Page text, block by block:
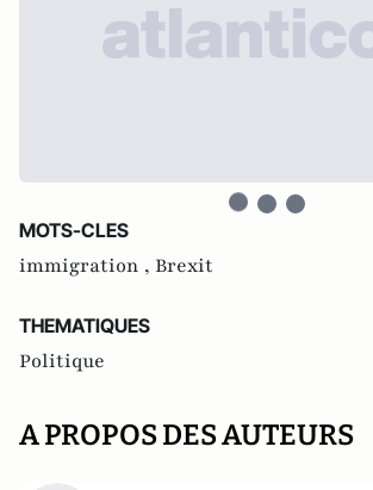
MOTS-CLES
immigration , Brexit
THEMATIQUES
Politique
A PROPOS DES AUTEURS